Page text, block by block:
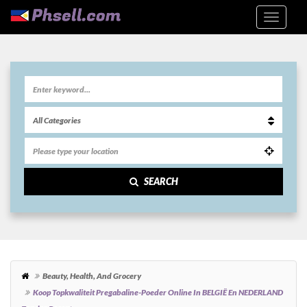
SEARCH
Beauty, Health, And Grocery
Koop Topkwaliteit Pregabaline-Poeder Online In BELGIË En NEDERLAND